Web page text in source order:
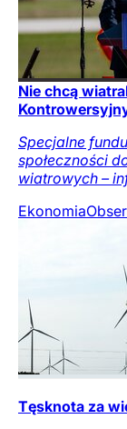
Nie chcą
Specjalne
społeczności
wiatrowych –
Ekonomia
Tęsknota za